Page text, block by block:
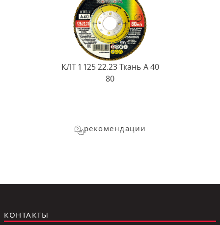
КЛТ 1 125 22.23 Ткань A 40
80
рекомендации
КОНТАКТЫ